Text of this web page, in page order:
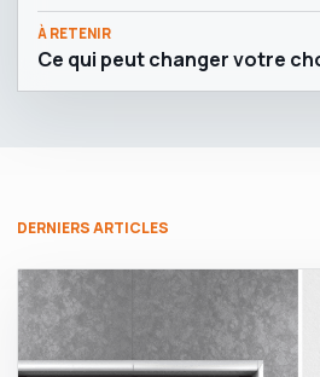
À RETENIR
Ce qui peut changer votre
DERNIERS ARTICLES